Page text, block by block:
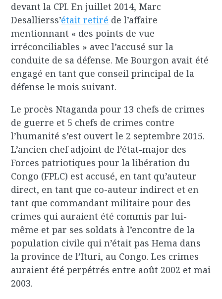
devant la CPI. En juillet 2014, Marc
Desallierss’était retiré de l’affaire
mentionnant « des points de vue
irréconciliables » avec l’accusé sur la
conduite de sa défense. Me Bourgon avait été
engagé en tant que conseil principal de la
défense le mois suivant.
Le procès Ntaganda pour 13 chefs de crimes
de guerre et 5 chefs de crimes contre
l’humanité s’est ouvert le 2 septembre 2015.
L’ancien chef adjoint de l’état-major des
Forces patriotiques pour la libération du
Congo (FPLC) est accusé, en tant qu’auteur
direct, en tant que co-auteur indirect et en
tant que commandant militaire pour des
crimes qui auraient été commis par lui-
même et par ses soldats à l’encontre de la
population civile qui n’était pas Hema dans
la province de l’Ituri, au Congo. Les crimes
auraient été perpétrés entre août 2002 et mai
2003.